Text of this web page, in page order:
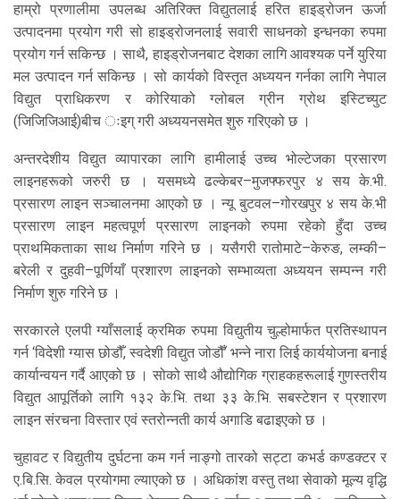
हाम्रो प्रणालीमा उपलब्ध अतिरिक्त विद्युतलाई हरित हाइड्रोजन ऊर्जा
उत्पादनमा प्रयोग गरी सो हाइड्रोजनलाई सवारी साधनको इन्धनका रुपमा
प्रयोग गर्न सकिन्छ । साथै, हाइड्रोजनबाट देशका लागि आवश्यक पर्ने युरिया
मल उत्पादन गर्न सकिन्छ । सो कार्यको विस्तृत अध्ययन गर्नका लागि नेपाल
विद्युत प्राधिकरण र कोरियाको ग्लोबल ग्रीन ग्रोथ इस्टिच्युट
(जिजिजिआई)बीच ःइग् गरी अध्ययनसमेत शुरु गरिएको छ ।
अन्तरदेशीय विद्युत व्यापारका लागि हामीलाई उच्च भोल्टेजका प्रसारण
लाइनहरूको जरुरी छ । यसमध्ये ढल्केबर–मुजफ्फरपुर ४ सय के.भी.
प्रसारण लाइन सञ्चालनमा आएको छ । न्यू बुटवल–गोरखपुर ४ सय के.भी
प्रसारण लाइन महत्वपूर्ण प्रसारण लाइनको रुपमा रहेको हुँदा उच्च
प्राथमिकताका साथ निर्माण गरिने छ । यसैगरी रातोमाटे–केरुङ, लम्की–
बरेली र दुहवी–पूर्णियाँ प्रशारण लाइनको सम्भाव्यता अध्ययन सम्पन्न गरी
निर्माण शुरु गरिने छ ।
सरकारले एलपी ग्याँसलाई क्रमिक रुपमा विद्युतीय चुल्होमार्फत प्रतिस्थापन
गर्न ‘विदेशी ग्यास छोडौँ, स्वदेशी विद्युत जोडौँ’ भन्ने नारा लिई कार्ययोजना बनाई
कार्यान्वयन गर्दै आएको छ । सोको साथै औद्योगिक ग्राहकहरूलाई गुणस्तरीय
विद्युत आपूर्तिको लागि १३२ के.भि. तथा ३३ के.भि. सबस्टेशन र प्रशारण
लाइन संरचना विस्तार एवं स्तरोन्नती कार्य अगाडि बढाइएको छ ।
चुहावट र विद्युतीय दुर्घटना कम गर्न नाङ्गो तारको सट्टा कभर्ड कण्डक्टर र
ए.बि.सि. केवल प्रयोगमा ल्याएको छ । अधिकांश वस्तु तथा सेवाको मूल्य वृद्धि